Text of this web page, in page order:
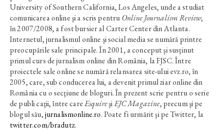
University of Southern California, Los Angeles, unde a studiat
comunicarea online şi a scris pentru Online Journalism Review;
în 2007/2008, a fost bursier al Carter Center din Atlanta.
Internetul, jurnalismul online şi social media se numără printre
preocupările sale principale. În 2001, a conceput şi susţinut
primul curs de jurnalism online din România, la FJSC. Între
proiectele sale online se numără relansarea site-ului evz.ro, în
2005, care, sub conducerea lui, a devenit primul ziar online din
România cu o secţiune de bloguri. În prezent scrie pentru o serie
de publi caţii, între careEsquireşiEJC Magazine, precum şi pe
blogul său,jurnalismonline.ro. Poate fi urmărit şi pe Twitter, la
twitter.com/bradutz.